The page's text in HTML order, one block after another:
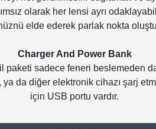
olarak her lensi ayrı
elde ederek parlak nokta
Charger And Power Bank
paketi sadece feneri beslemeden
da diğer elektronik cihazı şarj
için USB portu vardır.